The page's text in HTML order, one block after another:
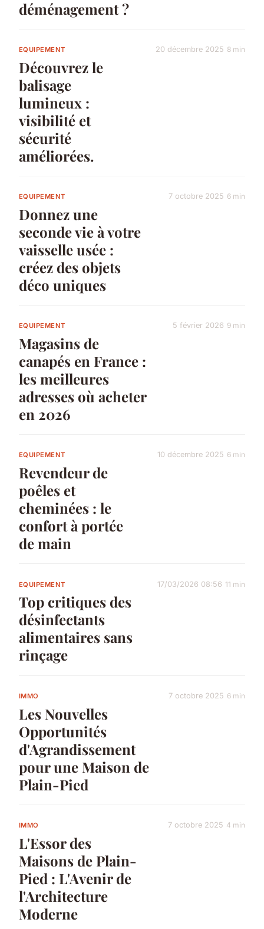
déménagement ?
EQUIPEMENT
Découvrez le
balisage
lumineux :
visibilité et
sécurité
améliorées.
20 décembre 2025 8 min
EQUIPEMENT
Donnez une
seconde vie à votre
vaisselle usée :
créez des objets
déco uniques
7 octobre 2025 6 min
EQUIPEMENT
Magasins de
canapés en France :
les meilleures
adresses où acheter
en 2026
5 février 2026 9 min
EQUIPEMENT
Revendeur de
poêles et
cheminées : le
confort à portée
de main
10 décembre 2025 6 min
EQUIPEMENT
Top critiques des
désinfectants
alimentaires sans
rinçage
17/03/2026 08:56 11 min
IMMO
Les Nouvelles
Opportunités
d'Agrandissement
pour une Maison de
Plain-Pied
7 octobre 2025 6 min
IMMO
L'Essor des
Maisons de Plain-
Pied : L'Avenir de
l'Architecture
Moderne
7 octobre 2025 4 min